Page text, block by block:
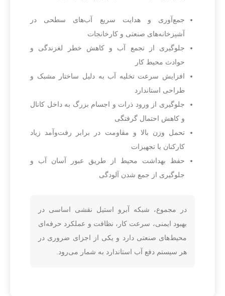
جمع‌آوری و هدایت سریع آب‌های سطحی در
آشپزخانه‌های صنعتی و کارخانجات
جلوگیری از تجمع آب و کاهش خطر لغزندگی و
حوادث محیط کار
افزایش سرعت تخلیه آب به دلیل ساختار مشبک و
طراحی استاندارد
جلوگیری از ورود ذرات و اجسام بزرگ به داخل کانال
و کاهش احتمال گرفتگی
تحمل وزن بالا و مقاومت در برابر رفت‌وآمد زیاد
کارکنان یا تجهیزات
حفظ بهداشت محیط از طریق عبور آسان آب و
جلوگیری از جمع شدن آلودگی
در مجموع، شبکه آبرو استیل نقشی اساسی در
بهبود ایمنی، سرعت کار، نظافت و عملکرد حرفه‌ای
محیط‌های صنعتی دارد و یکی از اجزای ضروری در
هر سیستم دفع آب استاندارد به شمار می‌رود.